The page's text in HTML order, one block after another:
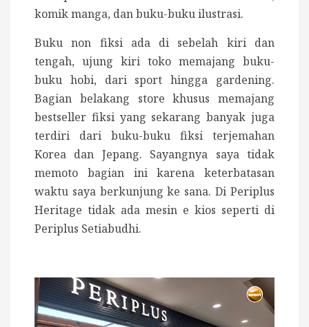
komik manga, dan buku-buku ilustrasi.
Buku non fiksi ada di sebelah kiri dan
tengah, ujung kiri toko memajang buku-
buku hobi, dari sport hingga gardening.
Bagian belakang store khusus memajang
bestseller fiksi yang sekarang banyak juga
terdiri dari buku-buku fiksi terjemahan
Korea dan Jepang. Sayangnya saya tidak
memoto bagian ini karena keterbatasan
waktu saya berkunjung ke sana. Di Periplus
Heritage tidak ada mesin e kios seperti di
Periplus Setiabudhi.